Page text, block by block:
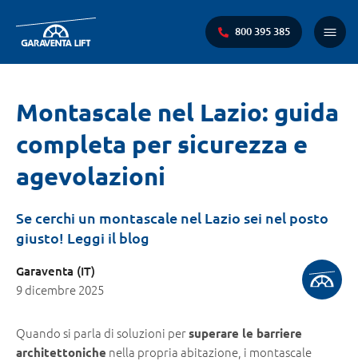
800 395 385
Menu
Ti
trovi
qui:
Montascale nel Lazio: guida
completa per sicurezza e
agevolazioni
Se cerchi un montascale nel Lazio sei nel posto
giusto! Leggi il blog
Garaventa (IT)
9 dicembre 2025
Quando si parla di soluzioni persuperare le barriere
architettoniche nella propria abitazione, i montascale